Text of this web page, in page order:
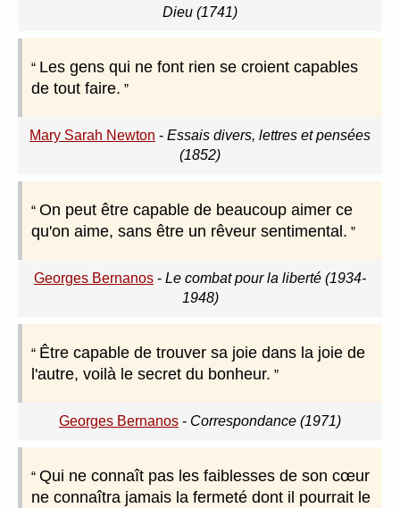
Dieu (1741)
Les gens qui ne font rien se croient capables
de tout faire.
Mary Sarah Newton - Essais divers, lettres et pensées
(1852)
On peut être capable de beaucoup aimer ce
qu'on aime, sans être un rêveur sentimental.
Georges Bernanos - Le combat pour la liberté (1934-
1948)
Être capable de trouver sa joie dans la joie de
l'autre, voilà le secret du bonheur.
Georges Bernanos - Correspondance (1971)
Qui ne connaît pas les faiblesses de son cœur
ne connaîtra jamais la fermeté dont il pourrait le